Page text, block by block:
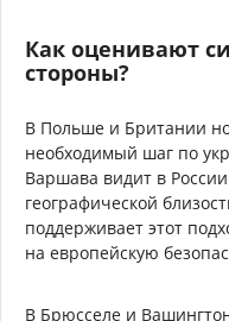
Как оценивают
стороны?
В Польше и Британии
необходимый шаг по
Варшава видит в
географической
поддерживает этот
на европейскую
В Брюсселе и